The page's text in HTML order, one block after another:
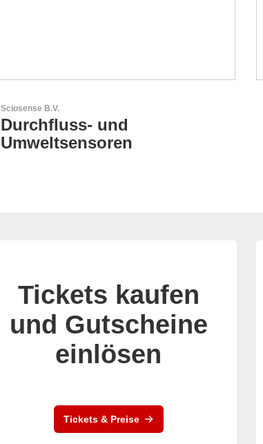
Sciosense B.V.
Durchfluss- und
Umweltsensoren
Tickets kaufen
und Gutscheine
einlösen
Tickets & Preise